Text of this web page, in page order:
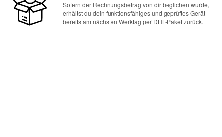
Sofern der Rechnungsbetrag von dir beglichen wurde,
erhältst du dein funktionsfähiges und geprüftes Gerät
bereits am nächsten Werktag per DHL-Paket zurück.